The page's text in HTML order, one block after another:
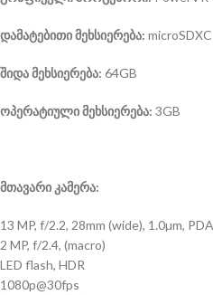
დამატებითი მეხსიერება:
შიდა მეხსიერება: 64GB
ოპერატიული მეხსიერება: 3GB
მთავარი კამერა:
13 MP, f/2.2, 28mm (wide), 1.0µm,
2 MP, f/2.4, (macro)
LED flash, HDR
1080p@30fps